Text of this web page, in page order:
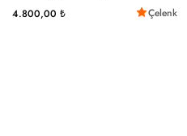
4.800,00 ₺ Çelenk